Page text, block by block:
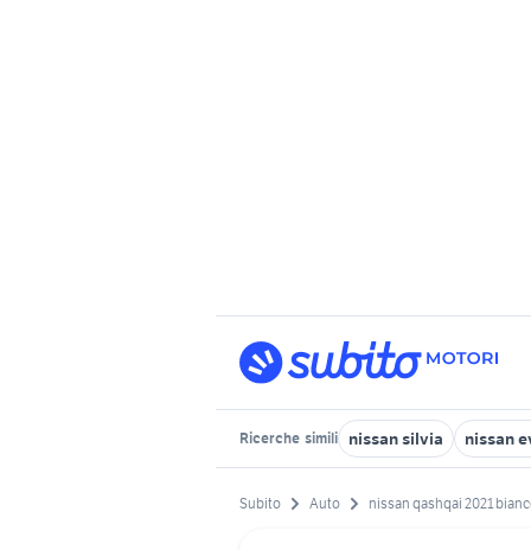
Ricerche simili nissan silvia nissan
Subito Auto nissan qashqai 2021